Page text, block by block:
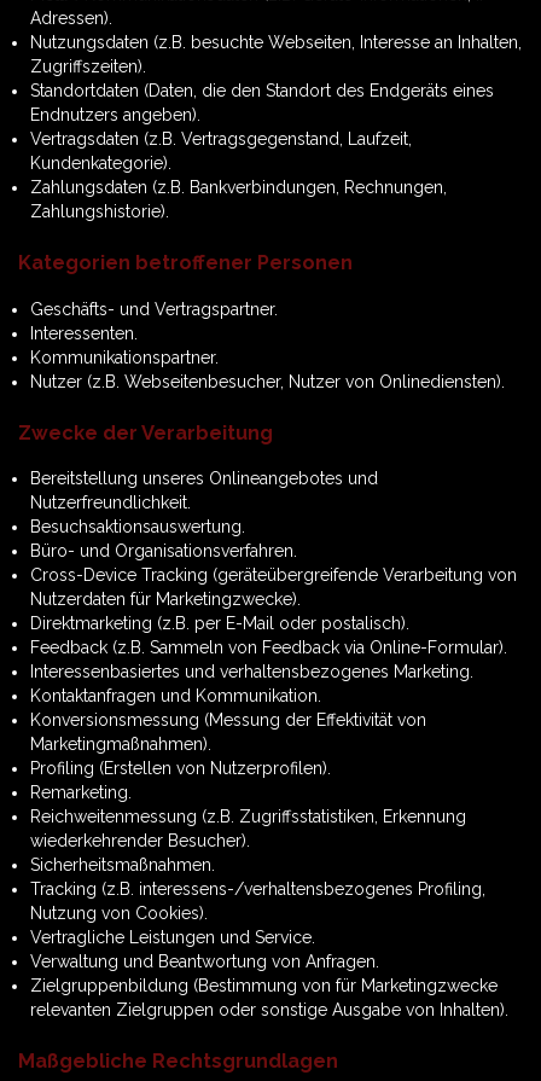
Adressen).
Nutzungsdaten (z.B. besuchte Webseiten, Interesse an Inhalten,
Zugriffszeiten).
Standortdaten (Daten, die den Standort des Endgeräts eines
Endnutzers angeben).
Vertragsdaten (z.B. Vertragsgegenstand, Laufzeit,
Kundenkategorie).
Zahlungsdaten (z.B. Bankverbindungen, Rechnungen,
Zahlungshistorie).
Kategorien betroffener Personen
Geschäfts- und Vertragspartner.
Interessenten.
Kommunikationspartner.
Nutzer (z.B. Webseitenbesucher, Nutzer von Onlinediensten).
Zwecke der Verarbeitung
Bereitstellung unseres Onlineangebotes und
Nutzerfreundlichkeit.
Besuchsaktionsauswertung.
Büro- und Organisationsverfahren.
Cross-Device Tracking (geräteübergreifende Verarbeitung von
Nutzerdaten für Marketingzwecke).
Direktmarketing (z.B. per E-Mail oder postalisch).
Feedback (z.B. Sammeln von Feedback via Online-Formular).
Interessenbasiertes und verhaltensbezogenes Marketing.
Kontaktanfragen und Kommunikation.
Konversionsmessung (Messung der Effektivität von
Marketingmaßnahmen).
Profiling (Erstellen von Nutzerprofilen).
Remarketing.
Reichweitenmessung (z.B. Zugriffsstatistiken, Erkennung
wiederkehrender Besucher).
Sicherheitsmaßnahmen.
Tracking (z.B. interessens-/verhaltensbezogenes Profiling,
Nutzung von Cookies).
Vertragliche Leistungen und Service.
Verwaltung und Beantwortung von Anfragen.
Zielgruppenbildung (Bestimmung von für Marketingzwecke
relevanten Zielgruppen oder sonstige Ausgabe von Inhalten).
Maßgebliche Rechtsgrundlagen